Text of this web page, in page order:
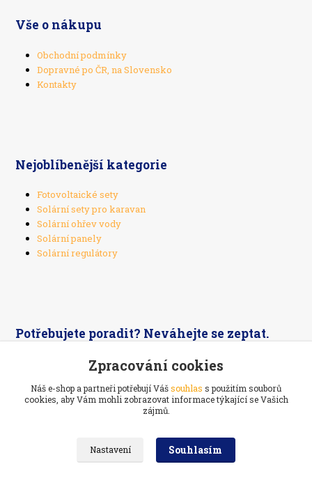
Vše o nákupu
Obchodní podmínky
Dopravné po ČR, na Slovensko
Kontakty
Nejoblíbenější kategorie
Fotovoltaické sety
Solární sety pro karavan
Solární ohřev vody
Solární panely
Solární regulátory
Potřebujete poradit? Neváhejte se zeptat.
+420 603 526 269
Ostrovní solární systémyNavštivte také:
Zpracování cookies
Náš e-shop a partneři potřebují Vášsouhlas s použitím souborů
cookies, aby Vám mohli zobrazovat informace týkající se Vašich
zájmů.
Nastavení Souhlasím